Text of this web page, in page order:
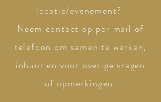
locatie/evenement?
Neem contact op per mail of
telefoon om samen te werken,
inhuur en voor overige vragen
of opmerkingen.